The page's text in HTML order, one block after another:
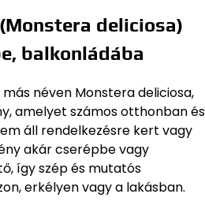
deliciosa)
balkonládába
néven Monstera deliciosa,
amelyet számos otthonban és
áll rendelkezésre kert vagy
akár cserépbe vagy
így szép és mutatós
erkélyen vagy a lakásban.